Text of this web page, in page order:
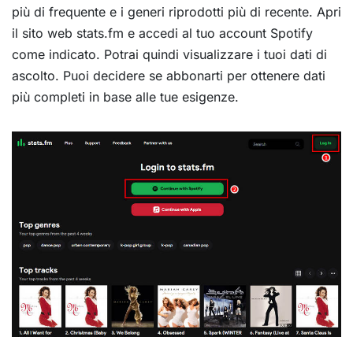
più di frequente e i generi riprodotti più di recente. Apri
il sito web stats.fm e accedi al tuo account Spotify
come indicato. Potrai quindi visualizzare i tuoi dati di
ascolto. Puoi decidere se abbonarti per ottenere dati
più completi in base alle tue esigenze.